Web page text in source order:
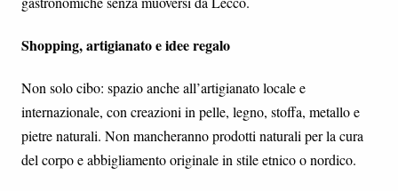
Shopping, artigianato e idee regalo
Non solo cibo: spazio anche all’artigianato locale e
internazionale, con creazioni in pelle, legno, stoffa, metallo e
pietre naturali. Non mancheranno prodotti naturali per la cura
del corpo e abbigliamento originale in stile etnico o nordico.